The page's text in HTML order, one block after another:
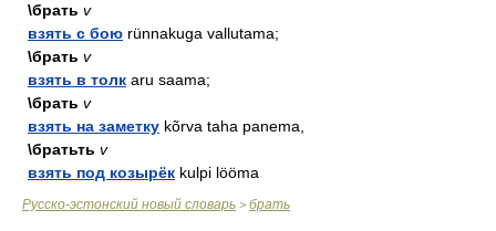
\брать v
взять с бою rünnakuga vallutama;
\брать v
взять в толк aru saama;
\брать v
взять на заметку kõrva taha panema,
\братьть v
взять под козырёк kulpi lööma
Русско-эстонский новый словарь > брать